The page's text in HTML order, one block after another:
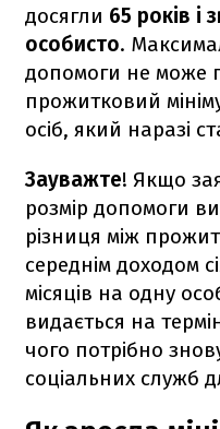
досягли 65 років і
особисто.
допомоги не може
прожитковий
осіб, який наразі
Зауважте! Якщо
розмір допомоги
різниця між
середнім доходом
місяців на одну
видається на
чого потрібно
соціальних служб